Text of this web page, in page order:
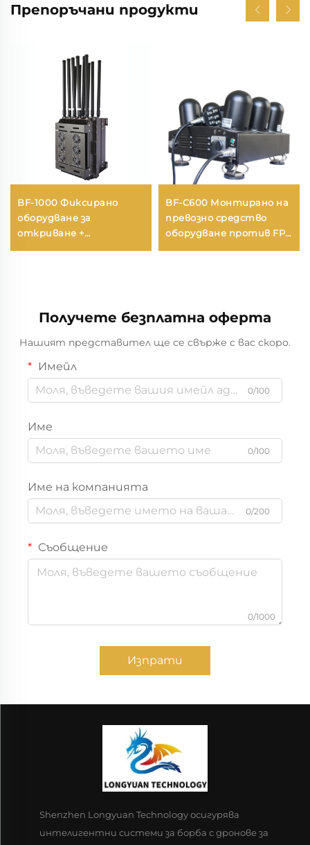
Препоръчани продукти
BF-1000 Фиксирано
оборудване за
откриване +
BF-C600 Монтирано на
превозно средство
оборудване против FPV
Получете безплатна оферта
Нашият представител ще се свърже с вас скоро.
Имейл
0/100
Име
0/100
Име на компанията
0/200
Съобщение
0/1000
Изпрати
Shenzhen Longyuan Technology осигурява
интелигентни системи за борба с дронове за